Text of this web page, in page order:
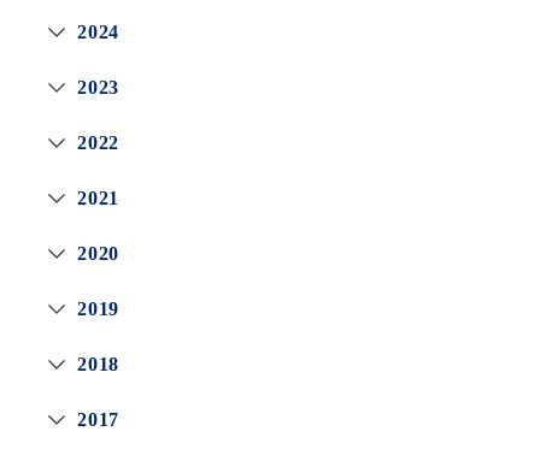
2024
2023
2022
2021
2020
2019
2018
2017